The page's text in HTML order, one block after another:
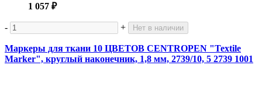
1 057 ₽
- + Нет в наличии
Маркеры для ткани 10 ЦВЕТОВ CENTROPEN "Textile
Marker", круглый наконечник, 1,8 мм, 2739/10, 5 2739 1001